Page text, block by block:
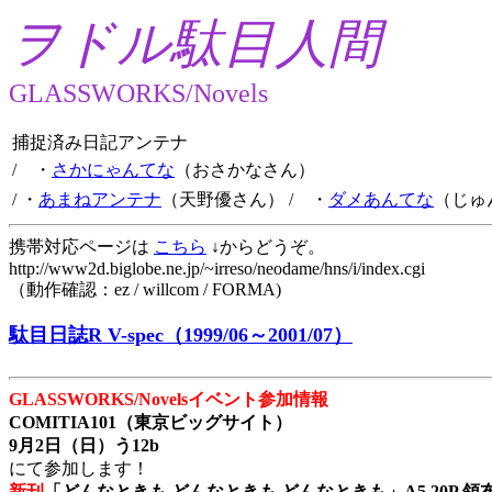
ヲドル駄目人間
GLASSWORKS/Novels
捕捉済み日記アンテナ
/ ・ さかにゃんてな （おさかなさん）
/ ・ あまねアンテナ （天野優さん） / ・ ダメあんてな （じ
携帯対応ページは こちら ↓からどうぞ。
http://www2d.biglobe.ne.jp/~irreso/neodame/hns/i/index.cgi
（動作確認：ez / willcom / FORMA)
駄目日誌R V-spec（1999/06～2001/07）
GLASSWORKS/Novelsイベント参加情報
COMITIA101（東京ビッグサイト）
9月2日（日）う12b
にて参加します！